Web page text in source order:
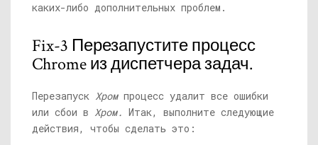
каких-либо дополнительных проблем.
Fix-3 Перезапустите процесс
Chrome из диспетчера задач.
Перезапуск Хромпроцесс удалит все ошибки
или сбои в Хром. Итак, выполните следующие
действия, чтобы сделать это: